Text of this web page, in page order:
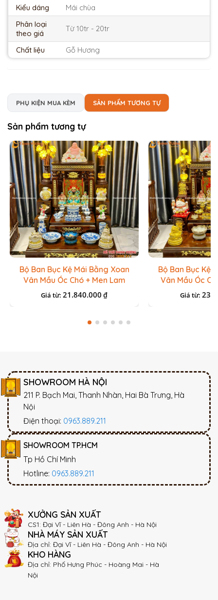
Kiểu dáng
Mái chùa
Phân loại
theo giá
Từ 10tr - 20tr
Chất liệu Gỗ Hương
PHỤ KIỆN MUA KÈM SẢN PHẨM TƯƠNG TỰ
Sản phẩm tương tự
Bộ Ban Bục Kệ Mái Bằng Xoan
Vân Mầu Óc Chó + Men Lam
Xanh
Giá từ:21.840.000 ₫
Bộ Ban Bục Kệ
Vân Mầu Óc
Giá từ:
SHOWROOM HÀ NỘI
211 P. Bạch Mai, Thanh Nhàn, Hai Bà Trưng, Hà
Nội
Điện thoại: 0963.889.211
SHOWROOM TP.HCM
Tp Hồ Chí Minh
Hotline: 0963.889.211
XƯỞNG SẢN XUẤT
CS1: Đại Vĩ - Liên Hà - Đông Anh - Hà Nội
NHÀ MÁY SẢN XUẤT
Địa chỉ: Đại Vĩ - Liên Hà - Đông Anh - Hà Nội
KHO HÀNG
Địa chỉ: Phố Hưng Phúc - Hoàng Mai - Hà
Nội